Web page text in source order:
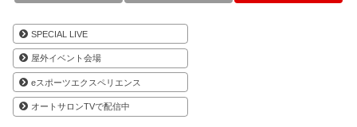
チケット
イベント
コンテスト
SPECIAL LIVE
屋外イベント会場
eスポーツエクスペリエンス
オートサロンTVで配信中